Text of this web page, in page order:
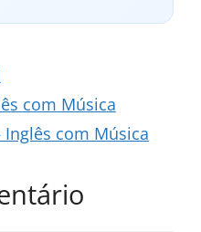
com Música
com Música